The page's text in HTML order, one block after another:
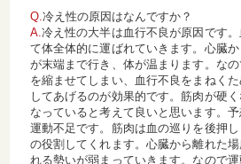
Q.冷え性の原因はなんですか？
A.冷え性の大半は血行不良が原因です
て体全体的に運ばれていきます。心臓
が末端まで行き、体が温まります。な
を縮ませてしまい、血行不良をまねく
してあげるのが効果的です。筋肉が硬
なっていると考えて良いと思います。
運動不足です。筋肉は血の巡りを後押
の役割してくれます。心臓から離れた
れる勢いが弱まっていきます。なので